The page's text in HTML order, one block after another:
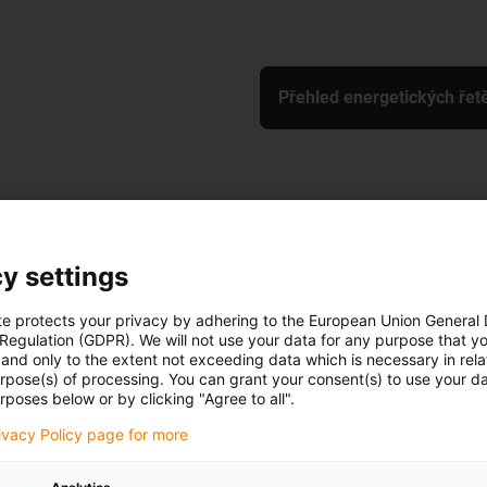
Přehled energetických
být energetický řetěz stabilní, robustní a nepříliš těžký.
Bystronic AG
settings
protects your privacy by adhering to the European Union General
(GDPR). We will not use your data for any purpose that
only to the extent not exceeding data which is necessary in
of processing. You can grant your consent(s) to use your
below or by clicking "Agree to all".
Policy page for more